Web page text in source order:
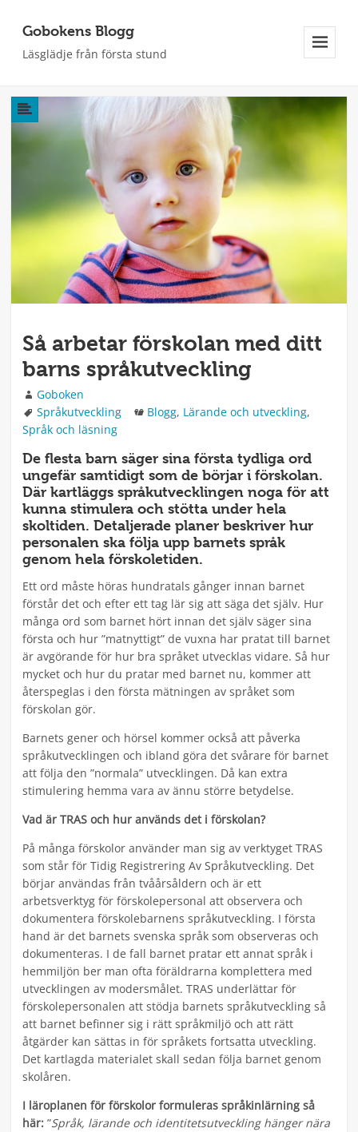
Gobokens Blogg
Läsglädje från första stund
Widgets
Så arbetar förskolan med ditt
barns språkutveckling
Författare
Goboken
Taggar
Språkutveckling Kategorier
Blogg, Lärande och utveckling,
Språk och läsning
De flesta barn säger sina första tydliga ord
ungefär samtidigt som de börjar i förskolan.
Där kartläggs språkutvecklingen noga för att
kunna stimulera och stötta under hela
skoltiden. Detaljerade planer beskriver hur
personalen ska följa upp barnets språk
genom hela förskoletiden.
Ett ord måste höras hundratals gånger innan barnet
förstår det och efter ett tag lär sig att säga det själv. Hur
många ord som barnet hört innan det själv säger sina
första och hur ”matnyttigt” de vuxna har pratat till barnet
är avgörande för hur bra språket utvecklas vidare. Så hur
mycket och hur du pratar med barnet nu, kommer att
återspeglas i den första mätningen av språket som
förskolan gör.
Barnets gener och hörsel kommer också att påverka
språkutvecklingen och ibland göra det svårare för barnet
att följa den ”normala” utvecklingen. Då kan extra
stimulering hemma vara av ännu större betydelse.
Vad är TRAS och hur används det i förskolan?
På många förskolor använder man sig av verktyget TRAS
som står för Tidig Registrering Av Språkutveckling. Det
börjar användas från tvåårsåldern och är ett
arbetsverktyg för förskolepersonal att observera och
dokumentera förskolebarnens språkutveckling. I första
hand är det barnets svenska språk som observeras och
dokumenteras. I de fall barnet pratar ett annat språk i
hemmiljön ber man ofta föräldrarna komplettera med
utvecklingen av modersmålet. TRAS underlättar för
förskolepersonalen att stödja barnets språkutveckling så
att barnet befinner sig i rätt språkmiljö och att rätt
åtgärder kan sättas in för språkets fortsatta utveckling.
Det kartlagda materialet skall sedan följa barnet genom
skolåren.
I läroplanen för förskolor formuleras språkinlärning så
här: ”Språk, lärande och identitetsutveckling hänger nära